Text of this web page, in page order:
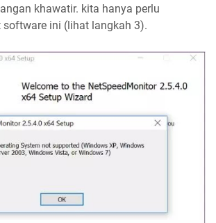
khawatir. kita hanya perlu
software ini (lihat langkah 3).